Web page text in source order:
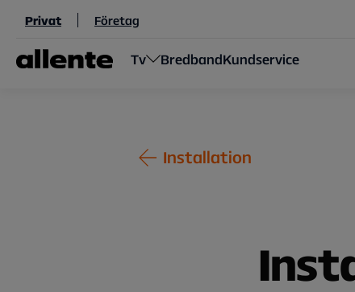
Hoppa till huvudinnehåll
Privat Företag
Tv BredbandKundservice
Installation